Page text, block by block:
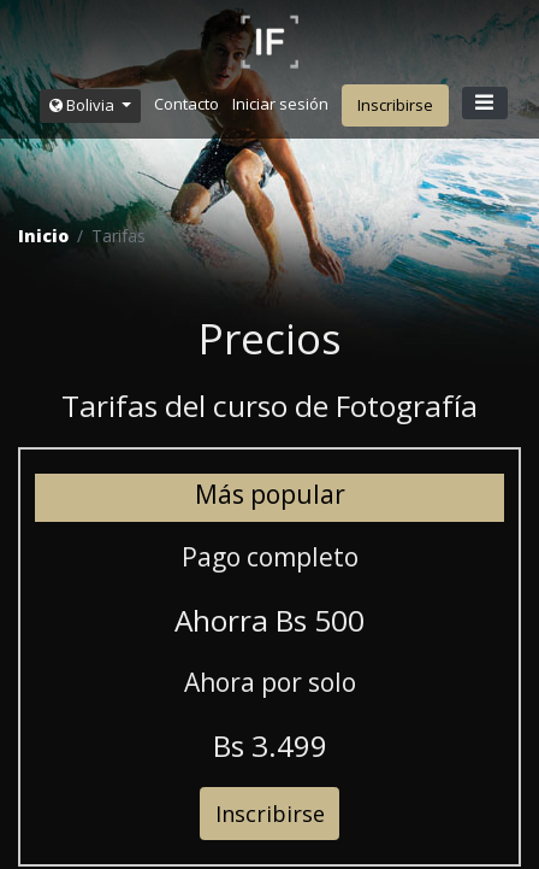
Bolivia Contacto Iniciar sesión Inscribirse
Inicio Tarifas
Precios
Tarifas del curso de Fotografía
Más popular
Pago completo
Ahorra Bs 500
Ahora por solo
Bs 3.499
Inscribirse